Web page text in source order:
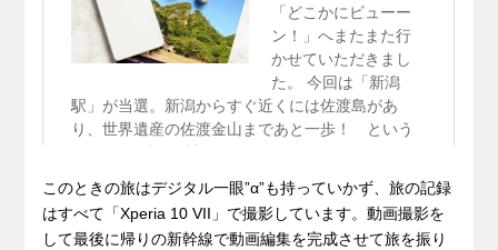
このときの旅はデジタル一眼”α”も持っていかず、旅の記録
はすべて「Xperia 10 VII」で撮影しています。動画撮影を
して最後に帰りの新幹線で動画編集を完成させて旅を振り